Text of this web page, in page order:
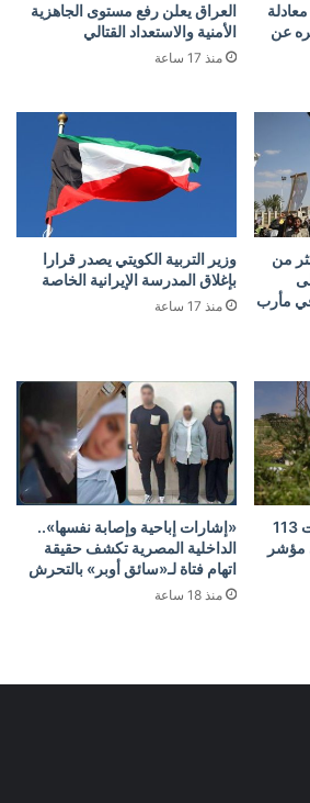
عن
العراق يعلن رفع مستوى الجاهزية
الأمنية والاستعداد القتالي
منذ 17 ساعة
أكثر من
مأرب
وزير التربية الكويتي يصدر قرارا
بإغلاق المدرسة الإيرانية الخاصة
منذ 17 ساعة
“اليونيفيل”: إسرائيل أطلقت 113
مؤشر
«إشارات إباحية وإصابة نفسها»..
الداخلية المصرية تكشف حقيقة
اتهام فتاة لـ«سائق أوبر» بالتحرش
منذ 18 ساعة